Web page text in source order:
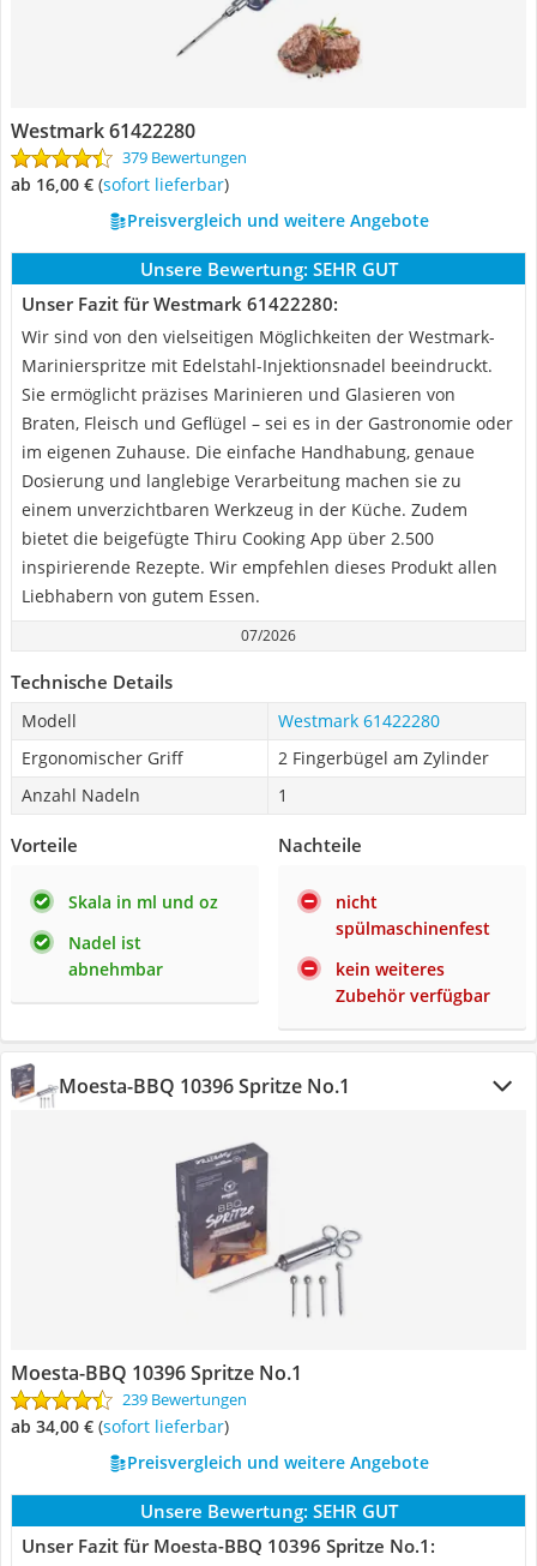
Westmark 61422280
379 Bewertungen
ab 16,00 € ( Sofort lieferbar)
Preisvergleich und weitere Angebote
Unsere Bewertung: SEHR GUT
Unser Fazit für Westmark 61422280:
Wir sind von den vielseitigen Möglichkeiten der Westmark-
Marinierspritze mit Edelstahl-Injektionsnadel beeindruckt.
Sie ermöglicht präzises Marinieren und Glasieren von
Braten, Fleisch und Geflügel – sei es in der Gastronomie oder
im eigenen Zuhause. Die einfache Handhabung, genaue
Dosierung und langlebige Verarbeitung machen sie zu
einem unverzichtbaren Werkzeug in der Küche. Zudem
bietet die beigefügte Thiru Cooking App über 2.500
inspirierende Rezepte. Wir empfehlen dieses Produkt allen
Liebhabern von gutem Essen.
07/2026
Technische Details
Modell
Westmark 61422280
Ergonomischer Griff
2 Fingerbügel am Zylinder
Anzahl Nadeln
1
Vorteile
Skala in ml und oz
Nadel ist
abnehmbar
Nachteile
nicht
spülmaschinenfest
kein weiteres
Zubehör verfügbar
Moesta-BBQ 10396 Spritze No.1
Moesta-BBQ 10396 Spritze No.1
239 Bewertungen
ab 34,00 € ( Sofort lieferbar)
Preisvergleich und weitere Angebote
Unsere Bewertung: SEHR GUT
Unser Fazit für Moesta-BBQ 10396 Spritze No.1: